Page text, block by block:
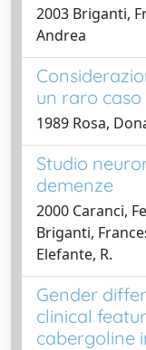
2003 Briganti,
Andrea
un raro
1989 Rosa,
Studio
demenze
2000 Caranci,
Briganti,
Elefante, R.
Gender
clinical
cabergoline